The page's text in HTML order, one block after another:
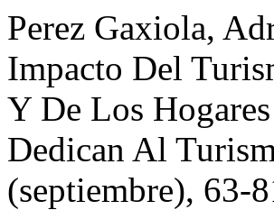
Perez Gaxiola,
Impacto Del
Y De Los
Dedican Al
(septiembre), 63-